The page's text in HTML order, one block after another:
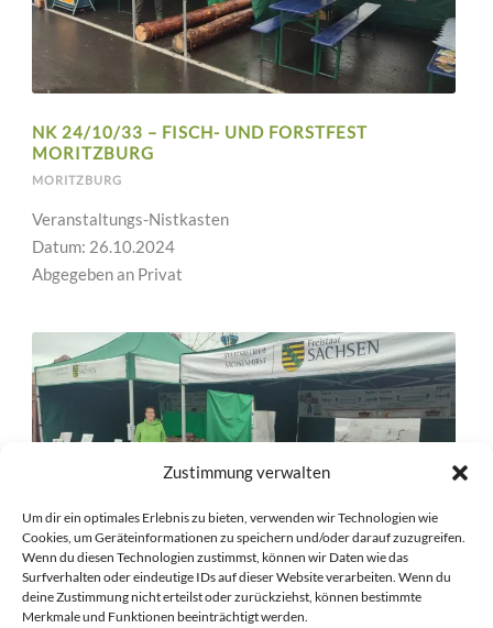
Zustimmung verwalten
Um dir ein optimales Erlebnis zu bieten, verwenden wir Technologien wie
Cookies, um Geräteinformationen zu speichern und/oder darauf zuzugreifen.
Wenn du diesen Technologien zustimmst, können wir Daten wie das
Surfverhalten oder eindeutige IDs auf dieser Website verarbeiten. Wenn du
deine Zustimmung nicht erteilst oder zurückziehst, können bestimmte
Merkmale und Funktionen beeinträchtigt werden.
NK 24/10/33 – FISCH- UND FORSTFEST
MORITZBURG
MORITZBURG
Veranstaltungs-Nistkasten
Datum: 26.10.2024
Abgegeben an Privat
NK 24/10/32 – FISCH- UND FORSTFEST